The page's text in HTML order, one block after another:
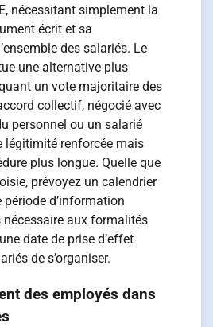
nécessitant simplement la
écrit et sa
des salariés. Le
une alternative plus
un vote majoritaire des
collectif, négocié avec
personnel ou un salarié
légitimité renforcée mais
plus longue. Quelle que
prévoyez un calendrier
d’information
nécessaire aux formalités
date de prise d’effet
de s’organiser.
des employés dans